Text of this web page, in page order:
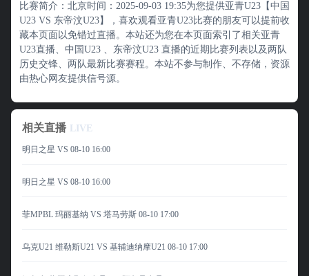
比赛简介：北京时间：2025-09-03 19:35为您提供亚青U23【中国
U23 VS 东帝汶U23】，喜欢观看亚青U23比赛的朋友可以提前收
藏本页面以免错过直播。本站还为您在本页面索引了相关亚青
U23直播、中国U23 、东帝汶U23 直播的近期比赛列表以及两队
历史交锋、两队最新比赛赛程。本站不参与制作、不存储，资源
由热心网友提供信号源。
相关直播 LIVE
明日之星 VS 08-10 16:00
明日之星 VS 08-10 16:00
菲MPBL 玛丽基纳 VS 塔马劳斯 08-10 17:00
乌克U21 维勒斯U21 VS 基辅迪纳摩U21 08-10 17:00